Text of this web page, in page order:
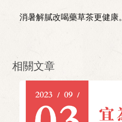
消暑解膩改喝藥草茶更健康。
相關文章